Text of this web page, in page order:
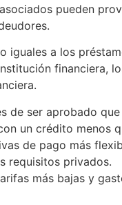
pueden
a los
financiera,
de ser aprobado
un crédito menos
de pago más
requisitos privados.
más bajas y